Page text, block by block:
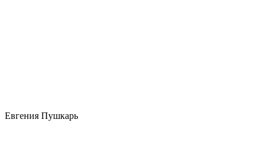
Евгения Пушкарь